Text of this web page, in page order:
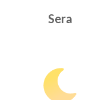
Sera